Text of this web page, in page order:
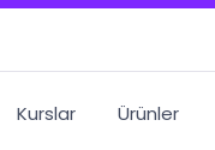
Kurslar Ürünler